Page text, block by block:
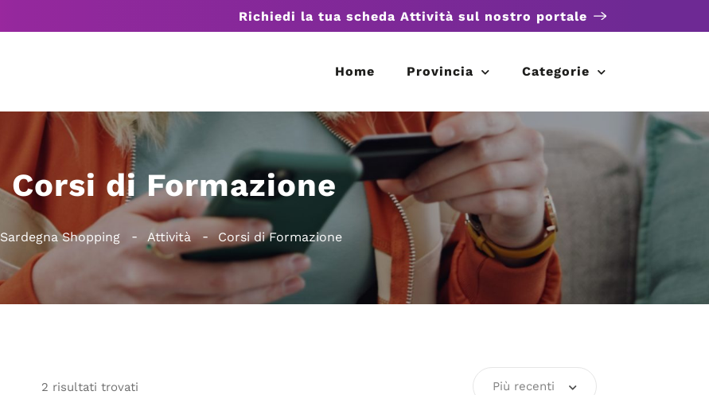
Richiedi la tua scheda Attività sul nostro portale
Home Provincia Categorie
Corsi di Formazione
Sardegna Shopping Attività Corsi di Formazione
2 risultati trovati Più recenti